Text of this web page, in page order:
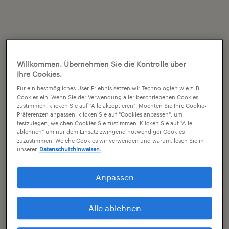
Willkommen. Übernehmen Sie die Kontrolle über
Ihre Cookies.
Für ein bestmögliches User-Erlebnis setzen wir Technologien wie z. B.
Cookies ein. Wenn Sie der Verwendung aller beschriebenen Cookies
zustimmen, klicken Sie auf "Alle akzeptieren". Möchten Sie Ihre Cookie-
Präferenzen anpassen, klicken Sie auf "Cookies anpassen", um
festzulegen, welchen Cookies Sie zustimmen. Klicken Sie auf "Alle
ablehnen" um nur dem Einsatz zwingend notwendiger Cookies
zuzustimmen. Welche Cookies wir verwenden und warum, lesen Sie in
unserer Datenschutzhinweisen.
Anpassen
Alle ablehnen